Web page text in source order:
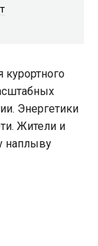
Энергетики
Жители и
наплыву